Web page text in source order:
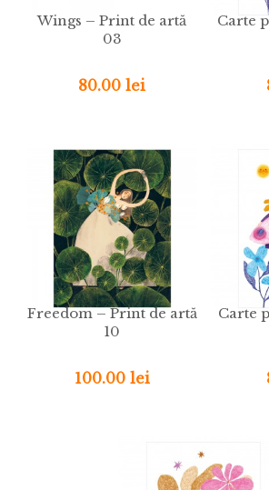
Wings – Print de artă
03
80.00 lei
Carte
Freedom – Print de artă
10
100.00 lei
Carte